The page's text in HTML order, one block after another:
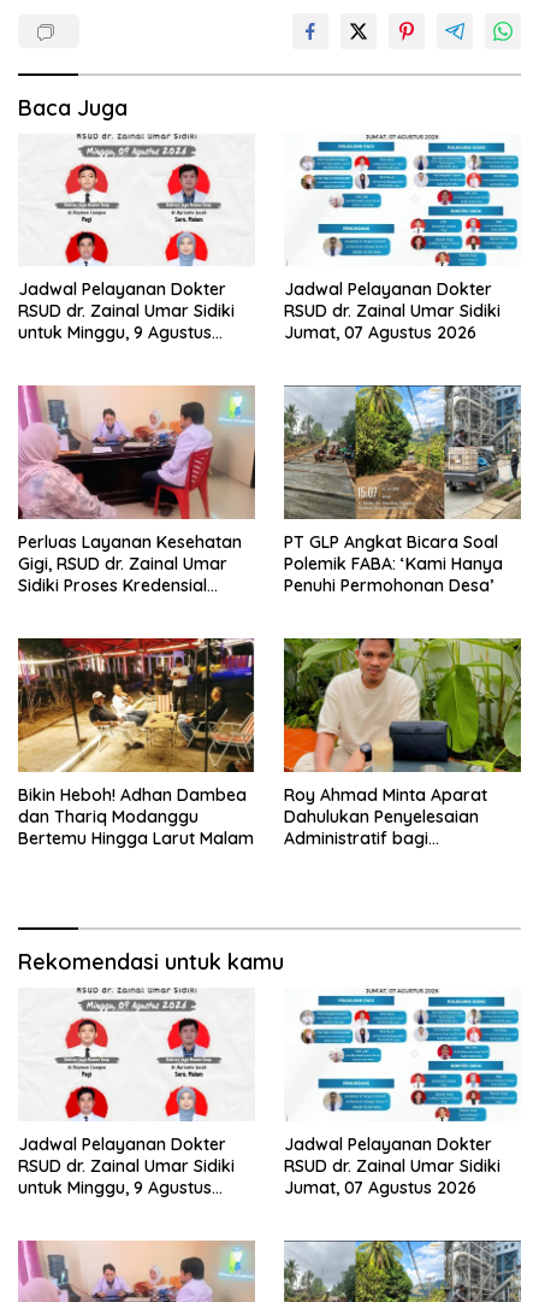
Baca Juga
Jadwal Pelayanan Dokter
RSUD dr. Zainal Umar Sidiki
untuk Minggu, 9 Agustus
Jadwal Pelayanan Dokter
RSUD dr. Zainal Umar Sidiki
Jumat, 07 Agustus 2026
Perluas Layanan Kesehatan
Gigi, RSUD dr. Zainal Umar
Sidiki Proses Kredensial
PT GLP Angkat Bicara Soal
Polemik FABA: ‘Kami Hanya
Penuhi Permohonan Desa’
Bikin Heboh! Adhan Dambea
dan Thariq Modanggu
Bertemu Hingga Larut Malam
Roy Ahmad Minta Aparat
Dahulukan Penyelesaian
Administratif bagi
Rekomendasi untuk kamu
Jadwal Pelayanan Dokter
RSUD dr. Zainal Umar Sidiki
untuk Minggu, 9 Agustus
Jadwal Pelayanan Dokter
RSUD dr. Zainal Umar Sidiki
Jumat, 07 Agustus 2026